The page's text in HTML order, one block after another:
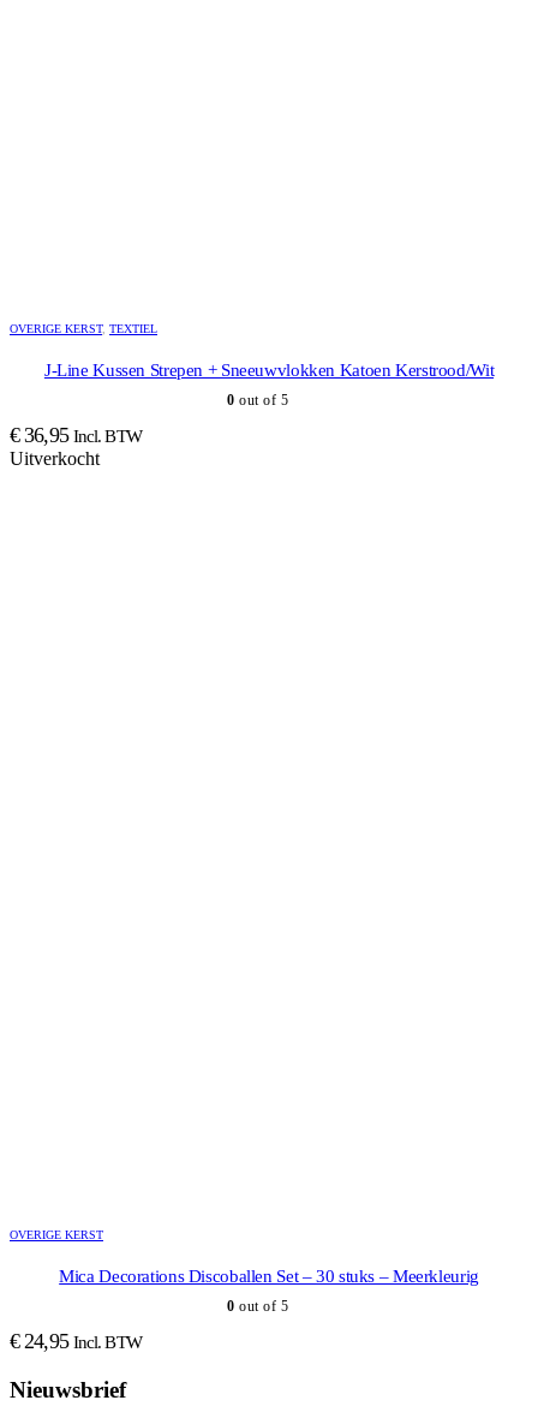
OVERIGE KERST, TEXTIEL
J-Line Kussen Strepen + Sneeuwvlokken Katoen Kerstrood/Wit
0 out of 5
€36,95 Incl. BTW
Uitverkocht
OVERIGE KERST
Mica Decorations Discoballen Set – 30 stuks – Meerkleurig
0 out of 5
€24,95 Incl. BTW
Nieuwsbrief